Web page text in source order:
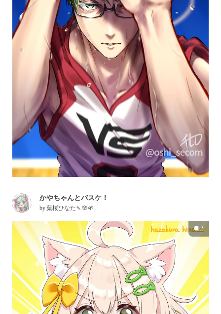
かやちゃんとバスケ！
by葉桜ひなた🍡🌸🌱
2